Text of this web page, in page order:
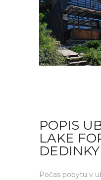
POPIS
LAKE
DEDINKY
Počas pobytu v